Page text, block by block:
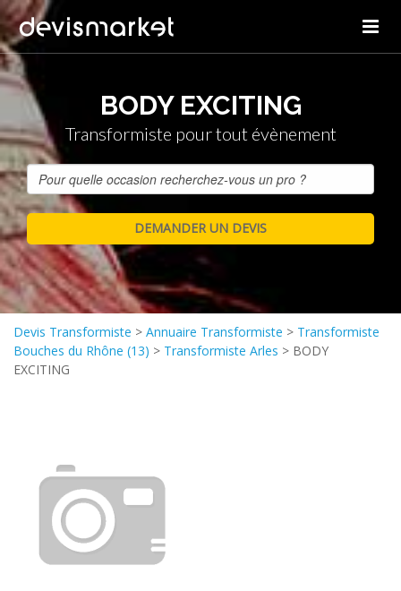
BODY EXCITING
Transformiste pour tout évènement
Devis Transformiste > Annuaire Transformiste > Transformiste
Bouches du Rhône (13) > Transformiste Arles > BODY
EXCITING